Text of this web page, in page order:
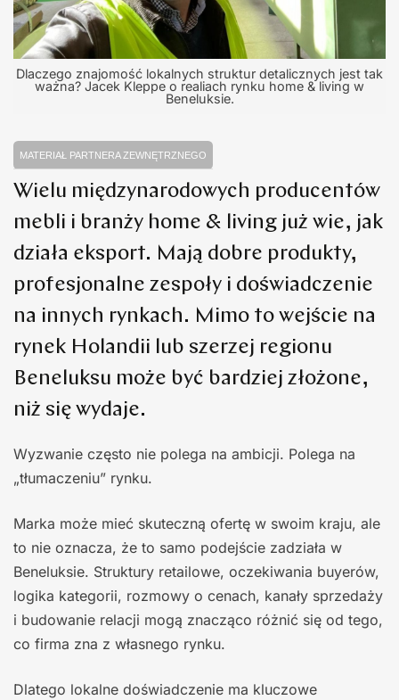
Dlaczego znajomość lokalnych struktur detalicznych jest tak
ważna? Jacek Kleppe o realiach rynku home & living w
Beneluksie.
MATERIAŁ PARTNERA ZEWNĘTRZNEGO
Wielu międzynarodowych producentów
mebli i branży home & living już wie, jak
działa eksport. Mają dobre produkty,
profesjonalne zespoły i doświadczenie
na innych rynkach. Mimo to wejście na
rynek Holandii lub szerzej regionu
Beneluksu może być bardziej złożone,
niż się wydaje.
Wyzwanie często nie polega na ambicji. Polega na
„tłumaczeniu” rynku.
Marka może mieć skuteczną ofertę w swoim kraju, ale
to nie oznacza, że to samo podejście zadziała w
Beneluksie. Struktury retailowe, oczekiwania buyerów,
logika kategorii, rozmowy o cenach, kanały sprzedaży
i budowanie relacji mogą znacząco różnić się od tego,
co firma zna z własnego rynku.
Dlatego lokalne doświadczenie ma kluczowe